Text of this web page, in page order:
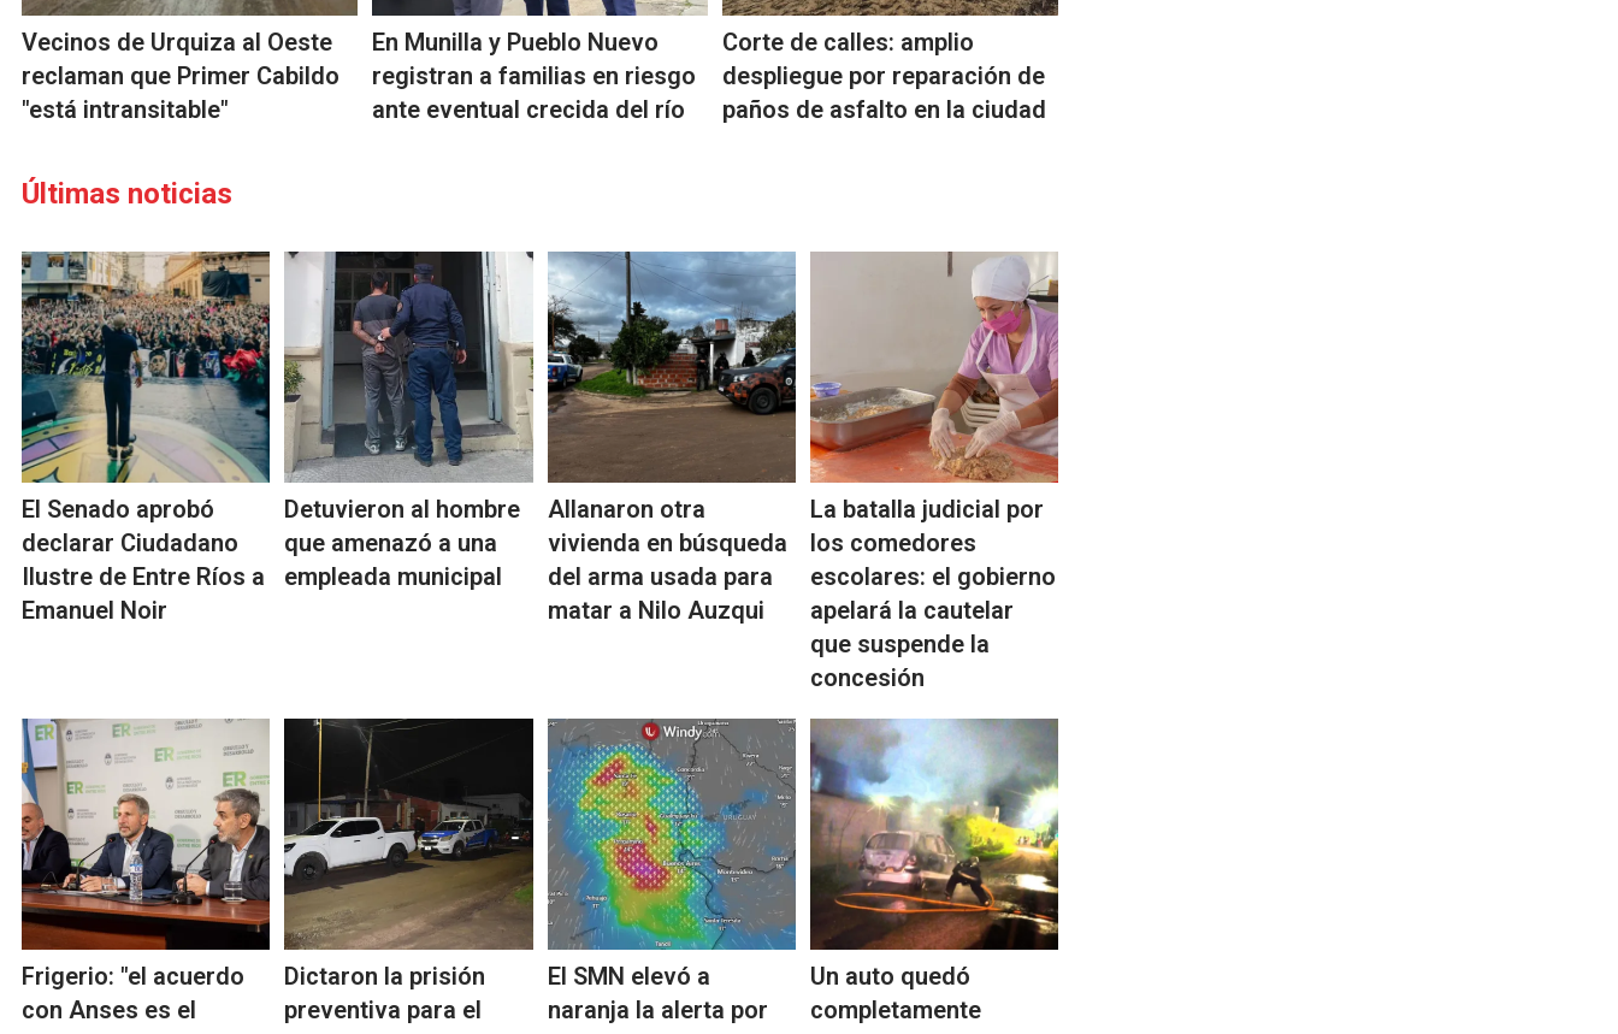
Vecinos de Urquiza al Oeste
reclaman que Primer Cabildo
"está intransitable"
En Munilla y Pueblo Nuevo
registran a familias en riesgo
ante eventual crecida del río
Corte de calles: amplio
despliegue por reparación de
paños de asfalto en la ciudad
Últimas noticias
El Senado aprobó
declarar Ciudadano
Ilustre de Entre Ríos a
Emanuel Noir
Detuvieron al hombre
que amenazó a una
empleada municipal
Allanaron otra
vivienda en búsqueda
del arma usada para
matar a Nilo Auzqui
La batalla judicial por
los comedores
escolares: el gobierno
apelará la cautelar
que suspende la
concesión
Frigerio: "el acuerdo
con Anses es el
Dictaron la prisión
preventiva para el
El SMN elevó a
naranja la alerta por
Un auto quedó
completamente